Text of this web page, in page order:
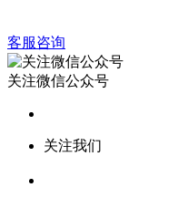
客服咨询
关注微信公众号
关注我们